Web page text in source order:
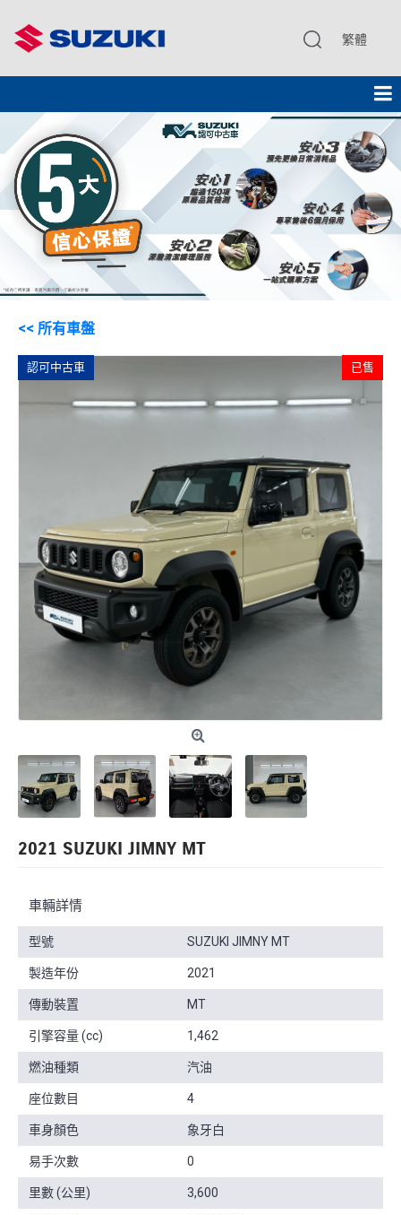
繁體
<< 所有車盤
認可中古車 已售
2021 SUZUKI JIMNY MT
車輛詳情
型號 SUZUKI JIMNY MT
製造年份 2021
傳動裝置 MT
引擎容量 (cc) 1,462
燃油種類 汽油
座位數目 4
車身顏色 象牙白
易手次數 0
里數 (公里) 3,600